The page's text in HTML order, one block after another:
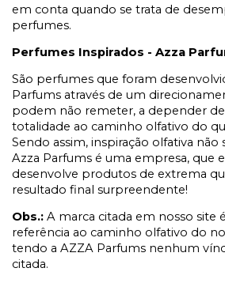
em conta quando se trata de
perfumes.
Perfumes Inspirados - Azza
São perfumes que foram
Parfums através de um
podem não remeter, a depender
totalidade ao caminho olfativo do
Sendo assim, inspiração olfativa não
Azza Parfums é uma empresa, que
desenvolve produtos de extrema
resultado final surpreendente!
Obs.: A marca citada em nosso site
referência ao caminho olfativo do
tendo a AZZA Parfums nenhum
citada.